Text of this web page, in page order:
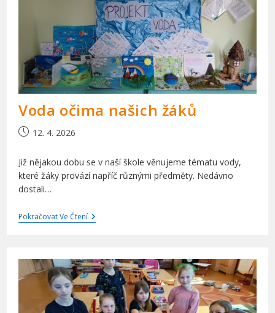
Voda očima našich žáků
Příspěvek
publikován
12. 4. 2026
Již nějakou dobu se v naší škole věnujeme tématu vody,
které žáky provází napříč různými předměty. Nedávno
dostali…
Pokračovat Ve ČteníVoda
Očima